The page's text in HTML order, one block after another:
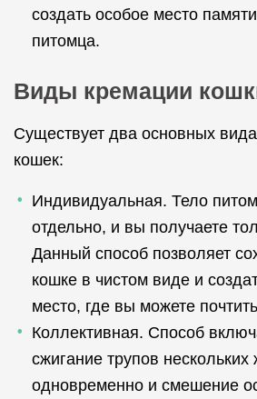
создать особое место
питомца.
Виды кремации
Существует два основных
кошек:
Индивидуальная. Тело
отдельно, и вы получаете
Данный способ позволяет
кошке в чистом виде и
место, где вы можете
Коллективная. Способ
сжигание трупов
одновременно и смешение